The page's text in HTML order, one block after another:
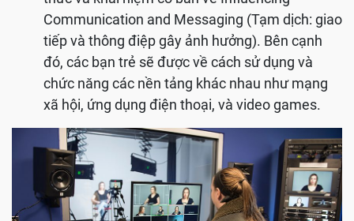
Communication and Messaging (Tạm dịch: giao
tiếp và thông điệp gây ảnh hưởng). Bên cạnh
đó, các bạn trẻ sẽ được về cách sử dụng và
chức năng các nền tảng khác nhau như mạng
xã hội, ứng dụng điện thoại, và video games.